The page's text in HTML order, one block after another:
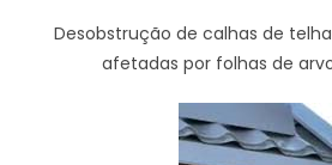
Desobstrução de calhas de
afetadas por folhas de